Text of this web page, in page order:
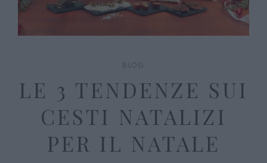
BLOG
LE 3 TENDENZE SUI
CESTI NATALIZI
PER IL NATALE